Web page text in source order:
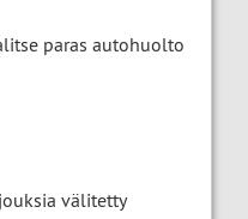
paras autohuolto
välitetty